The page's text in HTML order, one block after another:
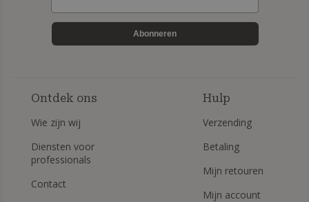
Abonneren
Ontdek ons
Wie zijn wij
Diensten voor
professionals
Contact
Hulp
Verzending
Betaling
Mijn retouren
Mijn account